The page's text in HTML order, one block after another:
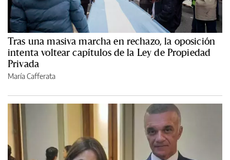
Tras una masiva marcha en rechazo, la oposición
intenta voltear capítulos de la Ley de Propiedad
Privada
María Cafferata